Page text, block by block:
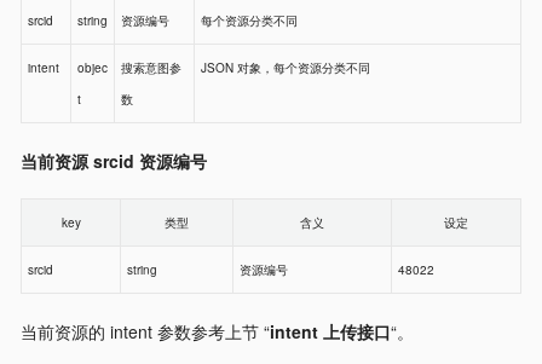
srcid string 资源编号 每个资源分类不同
intent
objec
t
搜索意图参
数
JSON 对象，每个资源分类不同
当前资源 srcid 资源编号
key 类型 含义 设定
srcid string 资源编号 48022
当前资源的 intent 参数参考上节 “intent 上传接口“。